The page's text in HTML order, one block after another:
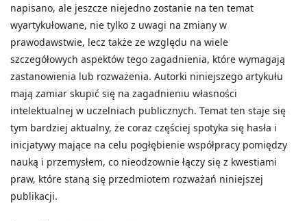
napisano, ale jeszcze niejedno zostanie na ten temat
wyartykułowane, nie tylko z uwagi na zmiany w
prawodawstwie, lecz także ze względu na wiele
szczegółowych aspektów tego zagadnienia, które wymagają
zastanowienia lub rozważenia. Autorki niniejszego artykułu
mają zamiar skupić się na zagadnieniu własności
intelektualnej w uczelniach publicznych. Temat ten staje się
tym bardziej aktualny, że coraz częściej spotyka się hasła i
inicjatywy mające na celu pogłębienie współpracy pomiędzy
nauką i przemysłem, co nieodzownie łączy się z kwestiami
praw, które staną się przedmiotem rozważań niniejszej
publikacji.